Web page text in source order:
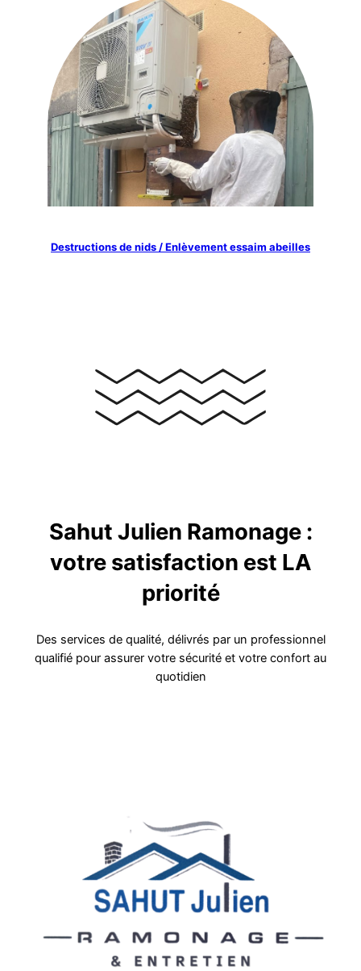
Destructions de nids / Enlèvement essaim abeilles
Sahut Julien Ramonage :
votre satisfaction est LA
priorité
Des services de qualité, délivrés par un professionnel
qualifié pour assurer votre sécurité et votre confort au
quotidien